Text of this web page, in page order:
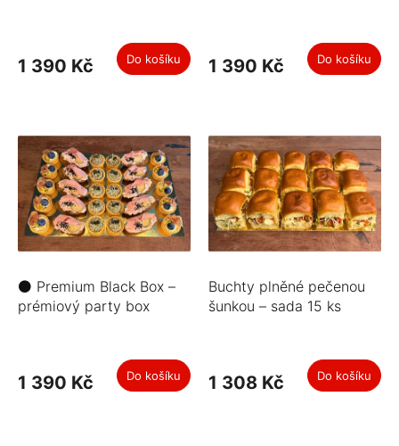
i1 390 Kč Do košíku 1 390 Kč Do košíku
⚫ Premium Black Box –
prémiový party box
1 390 Kč Do košíku
Buchty plněné pečenou
šunkou – sada 15 ks
1 308 Kč Do košíku